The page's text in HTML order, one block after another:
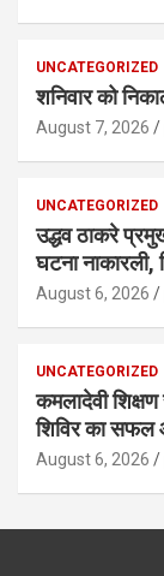
UNCATEGORIZED
शनिवार को
August 7, 2026
UNCATEGORIZED
उद्धव ठाकरे
घटना नाकारली,
August 6, 2026
UNCATEGORIZED
कमलादेवी
शिविर का सफल
August 6, 2026